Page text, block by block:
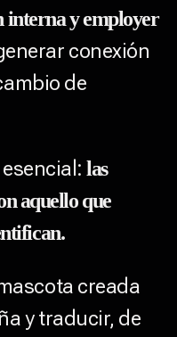
interna y employer
conexión
de
esencial:las
aquello que
creada
y traducir, de